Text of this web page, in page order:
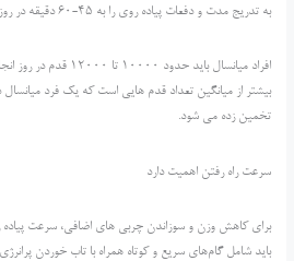
به تدریج مدت و دفعات پیاده روی را به 45-60 دقیقه در روز حداقل پنج بار در روز افزایش دهید.
افراد میانسال باید حدود
تخمین زده می شود.
سرعت راه رفتن اهمیت دارد
برای کاهش وزن و سوزاندن چربی های اضافی، سرعت
باید شامل گام‌های سریع و کوتاه همراه با تاب خوردن پرانرژی